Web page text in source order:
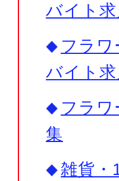
バイト
フラ
バイト
フラ
集
雑貨・